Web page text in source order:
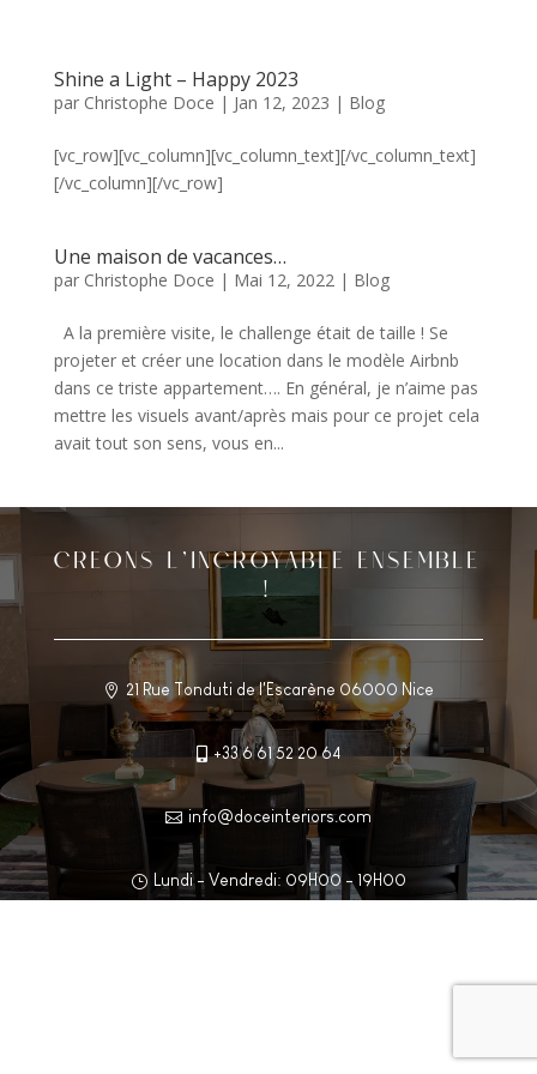
Shine a Light – Happy 2023
par Christophe Doce | Jan 12, 2023 | Blog
[vc_row][vc_column][vc_column_text][/vc_column_text]
[/vc_column][/vc_row]
Une maison de vacances…
par Christophe Doce | Mai 12, 2022| Blog
A la première visite, le challenge était de taille ! Se
projeter et créer une location dans le modèle Airbnb
dans ce triste appartement…. En général, je n’aime pas
mettre les visuels avant/après mais pour ce projet cela
avait tout son sens, vous en...
CREONS L’INCROYABLE ENSEMBLE
!
 21 Rue Tonduti de l'Escarène 06000 Nice
 +33 6 61 52 20 64
 info@doceinteriors.com
} Lundi - Vendredi: 09H00 - 19H00